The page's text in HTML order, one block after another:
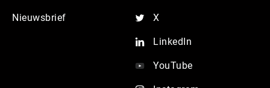
Nieuwsbrief X
LinkedIn
YouTube